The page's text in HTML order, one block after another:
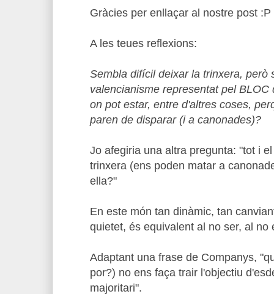
Gràcies per enllaçar al nostre post :P
A les teues reflexions:
Sembla difícil deixar la trinxera, però
valencianisme representat pel
on pot estar, entre d'altres coses,
paren de disparar (i a canonades)?
Jo afegiria una altra pregunta: "tot i
trinxera (ens poden matar a
ella?"
En este món tan dinàmic, tan
quietet, és equivalent al no ser, al no
Adaptant una frase de Companys,
por?) no ens faça trair l'objectiu
majoritari".